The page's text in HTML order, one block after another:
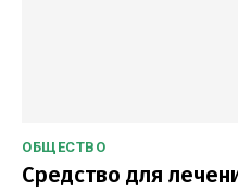
ОБЩЕСТВО
Средство для